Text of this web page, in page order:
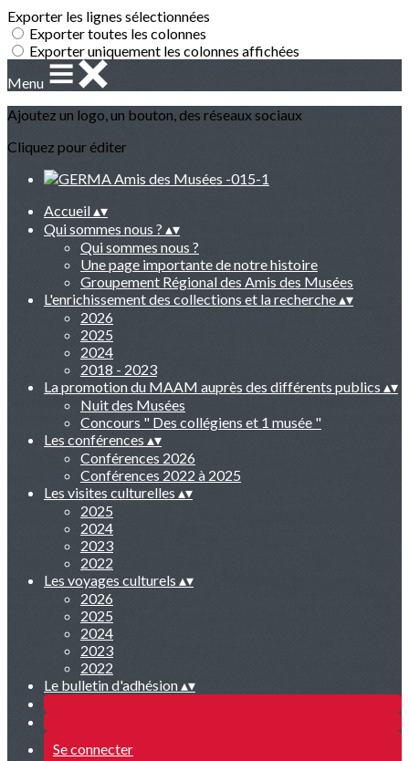
Exporter les lignes sélectionnées
Exporter toutes les colonnes
Exporter uniquement les colonnes affichées
Menu
Ajoutez un logo, un bouton, des réseaux sociaux
Cliquez pour éditer
Accueil▴▾
Qui sommes nous ? ▴▾
Qui sommes nous ?
Une page importante de notre histoire
Groupement Régional des Amis des Musées
L'enrichissement des collections et la recherche▴▾
2026
2025
2024
2018 - 2023
La promotion du MAAM auprès des différents publics ▴▾
Nuit des Musées
Concours " Des collégiens et 1 musée "
Les conférences ▴▾
Conférences 2026
Conférences 2022 à 2025
Les visites culturelles ▴▾
2025
2024
2023
2022
Les voyages culturels ▴▾
2026
2025
2024
2023
2022
Le bulletin d'adhésion▴▾
Se connecter